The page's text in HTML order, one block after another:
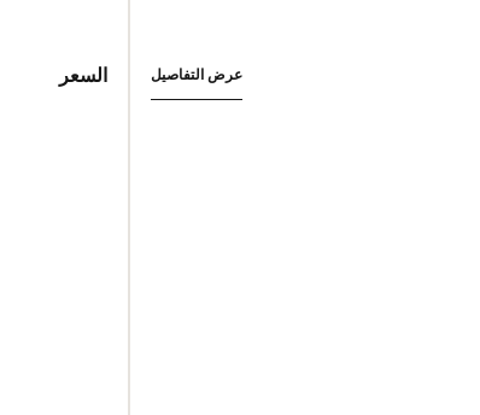
عرض التفاصيل السعر